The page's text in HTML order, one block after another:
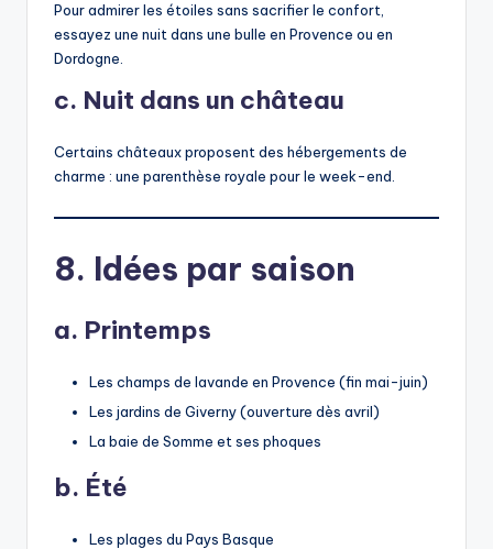
Pour admirer les étoiles sans sacrifier le confort,
essayez une nuit dans une bulle en Provence ou en
Dordogne.
c. Nuit dans un château
Certains châteaux proposent des hébergements de
charme : une parenthèse royale pour le week-end.
8. Idées par saison
a. Printemps
Les champs de lavande en Provence (fin mai-juin)
Les jardins de Giverny (ouverture dès avril)
La baie de Somme et ses phoques
b. Été
Les plages du Pays Basque